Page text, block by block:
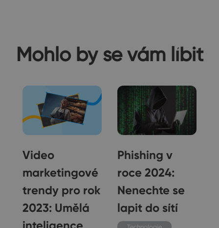
Mohlo by se vám líbit
Video
marketingové
trendy pro rok
2023: Umělá
Phishing v
roce 2024:
Nenechte se
lapit do sítí